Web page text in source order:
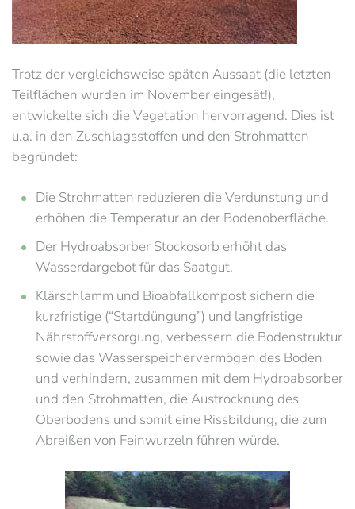
Trotz der vergleichsweise späten Aussaat (die letzten
Teilflächen wurden im November eingesät!),
entwickelte sich die Vegetation hervorragend. Dies ist
u.a. in den Zuschlagsstoffen und den Strohmatten
begründet:
Die Strohmatten reduzieren die Verdunstung und
erhöhen die Temperatur an der Bodenoberfläche.
Der Hydroabsorber Stockosorb erhöht das
Wasserdargebot für das Saatgut.
Klärschlamm und Bioabfallkompost sichern die
kurzfristige (“Startdüngung”) und langfristige
Nährstoffversorgung, verbessern die Bodenstruktur
sowie das Wasserspeichervermögen des Boden
und verhindern, zusammen mit dem Hydroabsorber
und den Strohmatten, die Austrocknung des
Oberbodens und somit eine Rissbildung, die zum
Abreißen von Feinwurzeln führen würde.